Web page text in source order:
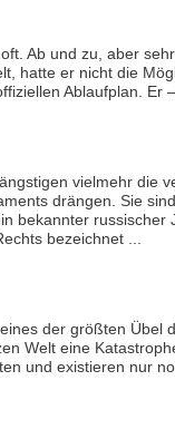
Ab und zu, aber
hatte er nicht die
Ablaufplan. Er
vielmehr die
drängen. Sie
bekannter russischer
bezeichnet ...
der größten Übel
Welt eine
und existieren nur